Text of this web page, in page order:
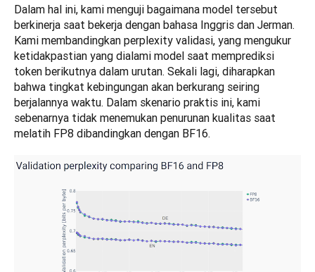
Dalam hal ini, kami menguji bagaimana model tersebut
berkinerja saat bekerja dengan bahasa Inggris dan Jerman.
Kami membandingkan perplexity validasi, yang mengukur
ketidakpastian yang dialami model saat memprediksi
token berikutnya dalam urutan. Sekali lagi, diharapkan
bahwa tingkat kebingungan akan berkurang seiring
berjalannya waktu. Dalam skenario praktis ini, kami
sebenarnya tidak menemukan penurunan kualitas saat
melatih FP8 dibandingkan dengan BF16.